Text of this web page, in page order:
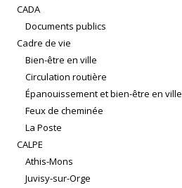
CADA
Documents publics
Cadre de vie
Bien-être en ville
Circulation routière
Épanouissement et bien-être en ville
Feux de cheminée
La Poste
CALPE
Athis-Mons
Juvisy-sur-Orge